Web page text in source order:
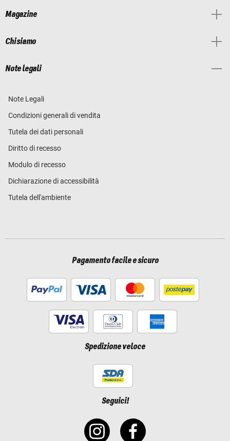
Magazine
Chi siamo
Note legali
Note Legali
Condizioni generali di vendita
Tutela dei dati personali
Diritto di recesso
Modulo di recesso
Dichiarazione di accessibilità
Tutela dell'ambiente
Pagamento facile e sicuro
Spedizione veloce
Seguici!